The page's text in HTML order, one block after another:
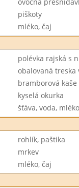
piškoty
mléko, čaj
polévka rajská s
obalovaná treska
bramborová kaše
kyselá okurka
šťáva, voda, mléko
rohlík, paštika
mrkev
mléko, čaj